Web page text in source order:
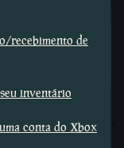
recebimento de
inventário
conta do Xbox